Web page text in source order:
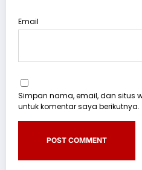
Email
Simpan nama, email, dan situs
untuk komentar saya berikutnya.